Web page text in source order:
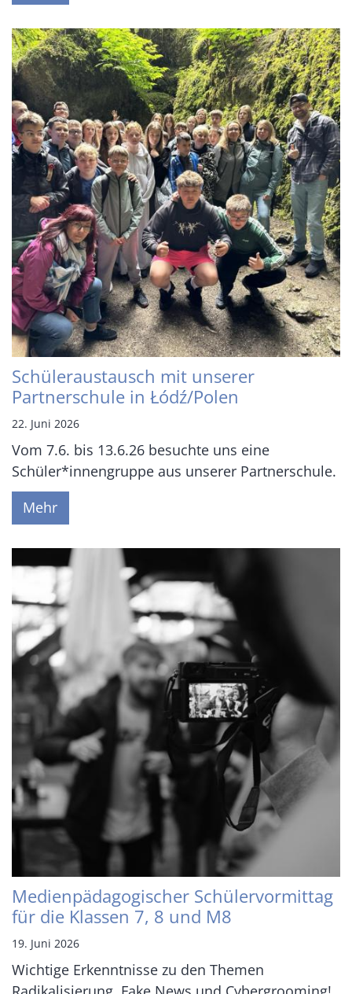
Schüleraustausch mit unserer
Partnerschule in Łódź/Polen
22. Juni 2026
Vom 7.6. bis 13.6.26 besuchte uns eine
Schüler*innengruppe aus unserer Partnerschule.
Mehr
Medienpädagogischer Schülervormittag
für die Klassen 7, 8 und M8
19. Juni 2026
Wichtige Erkenntnisse zu den Themen